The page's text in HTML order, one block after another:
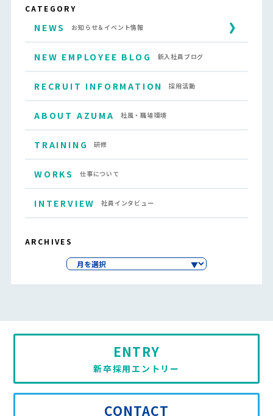
CATEGORY
NEWS お知らせ＆イベント情報
NEW EMPLOYEE BLOG 新入社員ブログ
RECRUIT INFORMATION 採用活動
ABOUT AZUMA 社風・職場環境
TRAINING 研修
WORKS 仕事について
INTERVIEW 社員インタビュー
ARCHIVES
CONTACT
ENTRY
新卒採用エントリー